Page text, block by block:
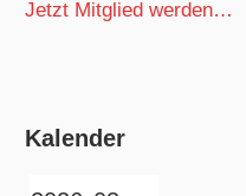
Jetzt Mitglied werden…
Kalender